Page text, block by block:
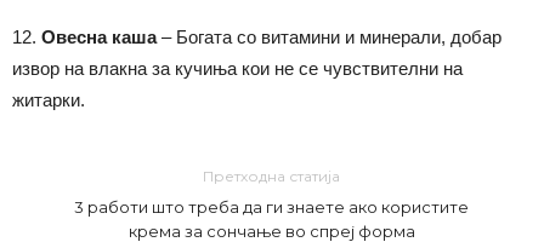
12. Овесна каша– Богата со витамини и минерали, добар
извор на влакна за кучиња кои не се чувствителни на
житарки.
Претходна статија
3 работи што треба да ги знаете ако користите
крема за сончање во спреј форма